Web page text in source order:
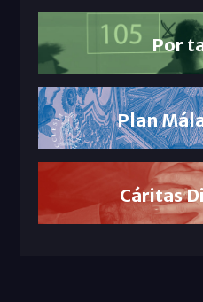
Por
Plan
Cáritas